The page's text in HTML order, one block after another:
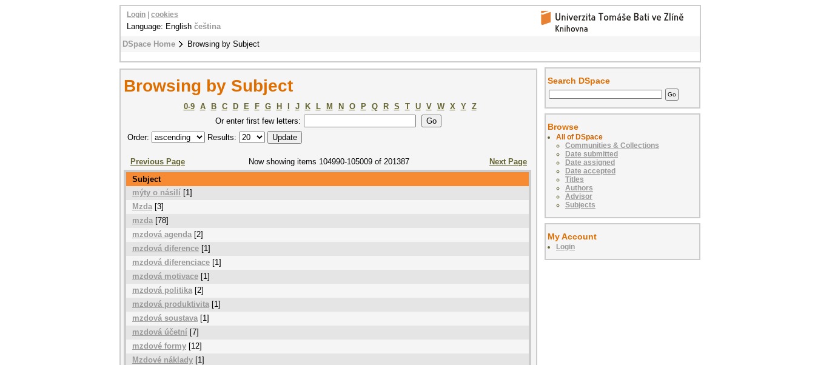
DSpace Home Browsing by Subject
Login cookies
Language: English čeština
Browsing by Subject
0-9 A B C D E F G H J K L M N O P Q R S T U V W X Y
Z
Or enter first few letters:
Order:
Results:
Previous Page Now showing items 104990-105009 of 201387
Next Page
Subject
mýty o násilí [1]
Mzda[3]
mzda [78]
mzdová agenda[2]
mzdová diference [1]
mzdová diferenciace [1]
mzdová motivace [1]
mzdová politika[2]
mzdová produktivita [1]
mzdová soustava[1]
mzdová účetní [7]
mzdové formy [12]
Mzdové náklady [1]
Search DSpace
Browse
All of DSpace
Communities & Collections
Date submitted
Date assigned
Date accepted
Titles
Authors
Advisor
Subjects
My Account
Login